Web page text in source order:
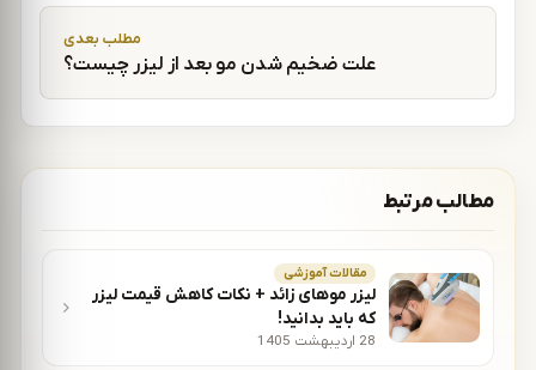
مطلب بعدی
علت ضخیم شدن مو بعد از لیزر چیست؟
مطالب مرتبط
مقالات آموزشی
لیزر موهای زائد + نکات کاهش قیمت لیزر
که باید بدانید!
28 اردیبهشت 1405